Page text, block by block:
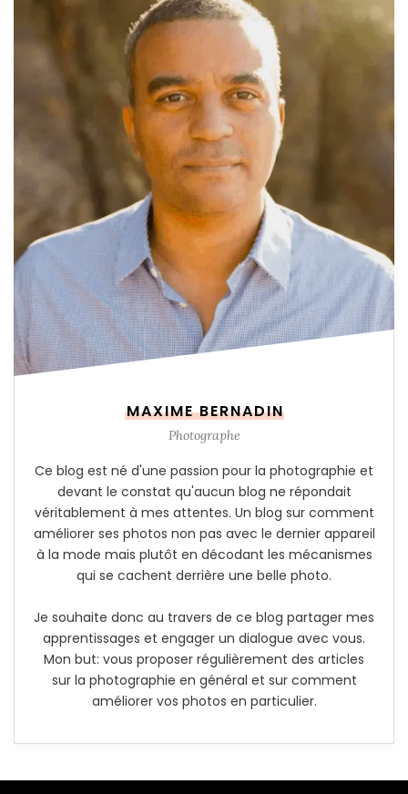
MAXIME BERNADIN
Photographe
Ce blog est né d'une passion pour la photographie et
devant le constat qu'aucun blog ne répondait
véritablement à mes attentes. Un blog sur comment
améliorer ses photos non pas avec le dernier appareil
à la mode mais plutôt en décodant les mécanismes
qui se cachent derrière une belle photo.
Je souhaite donc au travers de ce blog partager mes
apprentissages et engager un dialogue avec vous.
Mon but: vous proposer régulièrement des articles
sur la photographie en général et sur comment
améliorer vos photos en particulier.